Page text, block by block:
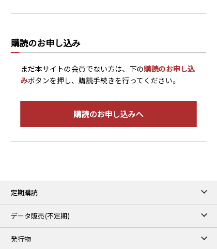
採用情報
購読のお申し込み
まだ本サイトの会員でない方は、下の購読のお申し込
みボタンを押し、購読手続きを行ってください。
購読のお申し込みへ
定期購読
データ販売(不定期)
発行物